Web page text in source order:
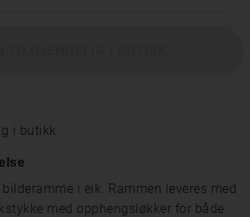
i butikk
i eik. Rammen leveres med
med opphengsløkker for både